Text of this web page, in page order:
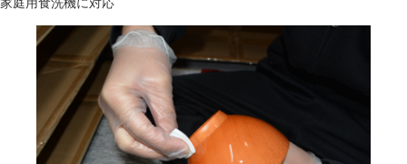
家庭用食洗機に対応